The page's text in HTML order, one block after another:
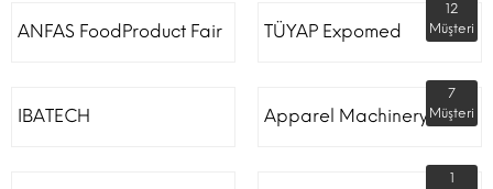
ANFAS FoodProduct Fair TÜYAP Expomed
12
Müşteri
IBATECH Apparel Machinery Fair
7
Müşteri
1